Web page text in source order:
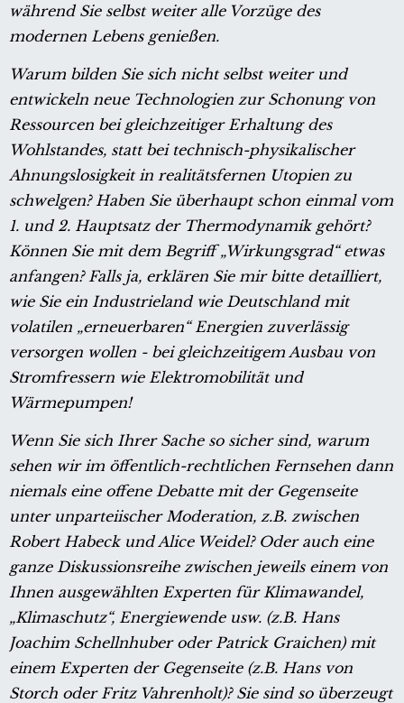
während Sie selbst weiter alle Vorzüge des
modernen Lebens genießen.
Warum bilden Sie sich nicht selbst weiter und
entwickeln neue Technologien zur Schonung von
Ressourcen bei gleichzeitiger Erhaltung des
Wohlstandes, statt bei technisch-physikalischer
Ahnungslosigkeit in realitätsfernen Utopien zu
schwelgen? Haben Sie überhaupt schon einmal vom
1. und 2. Hauptsatz der Thermodynamik gehört?
Können Sie mit dem Begriff „Wirkungsgrad“ etwas
anfangen? Falls ja, erklären Sie mir bitte detailliert,
wie Sie ein Industrieland wie Deutschland mit
volatilen „erneuerbaren“ Energien zuverlässig
versorgen wollen - bei gleichzeitigem Ausbau von
Stromfressern wie Elektromobilität und
Wärmepumpen!
Wenn Sie sich Ihrer Sache so sicher sind, warum
sehen wir im öffentlich-rechtlichen Fernsehen dann
niemals eine offene Debatte mit der Gegenseite
unter unparteiischer Moderation, z.B. zwischen
Robert Habeck und Alice Weidel? Oder auch eine
ganze Diskussionsreihe zwischen jeweils einem von
Ihnen ausgewählten Experten für Klimawandel,
„Klimaschutz“, Energiewende usw. (z.B. Hans
Joachim Schellnhuber oder Patrick Graichen) mit
einem Experten der Gegenseite (z.B. Hans von
Storch oder Fritz Vahrenholt)? Sie sind so überzeugt